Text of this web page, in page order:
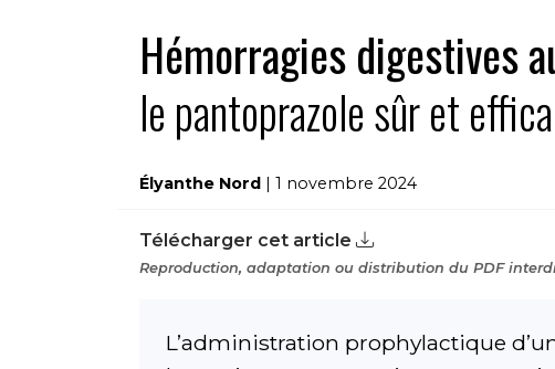
Hémorragies digestives
le pantoprazole sûr et
Élyanthe Nord | 1 novembre 2024
Télécharger cet article
Reproduction, adaptation ou distribution du PDF
L’administration prophylactique